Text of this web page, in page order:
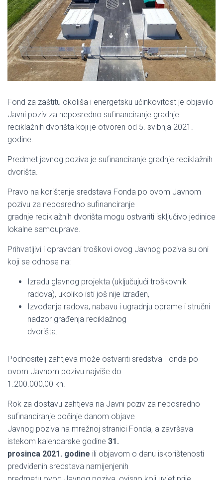
Fond za zaštitu okoliša i energetsku učinkovitost je objavilo
Javni poziv za neposredno sufinanciranje gradnje
reciklažnih dvorišta koji je otvoren od 5. svibnja 2021.
godine.
Predmet javnog poziva je sufinanciranje gradnje reciklažnih
dvorišta.
Pravo na korištenje sredstava Fonda po ovom Javnom
pozivu za neposredno sufinanciranje
gradnje reciklažnih dvorišta mogu ostvariti isključivo jedinice
lokalne samouprave.
Prihvatljivi i opravdani troškovi ovog Javnog poziva su oni
koji se odnose na:
Izradu glavnog projekta (uključujući troškovnik
radova), ukoliko isti još nije izrađen,
Izvođenje radova, nabavu i ugradnju opreme i stručni
nadzor građenja reciklažnog
dvorišta.
Podnositelj zahtjeva može ostvariti sredstva Fonda po
ovom Javnom pozivu najviše do
1.200.000,00 kn.
Rok za dostavu zahtjeva na Javni poziv za neposredno
sufinanciranje počinje danom objave
Javnog poziva na mrežnoj stranici Fonda, a završava
istekom kalendarske godine 31.
prosinca 2021. godine ili objavom o danu iskorištenosti
predviđenih sredstava namijenjenih